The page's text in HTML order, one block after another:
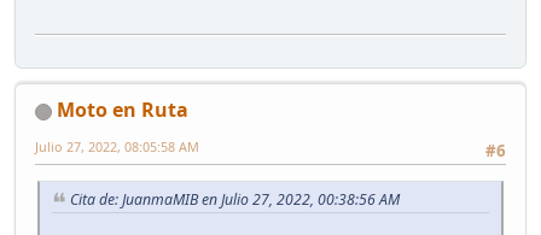
Moto en Ruta
#6
Julio 27, 2022, 08:05:58 AM
Cita de: JuanmaMIB en Julio 27, 2022, 00:38:56 AM